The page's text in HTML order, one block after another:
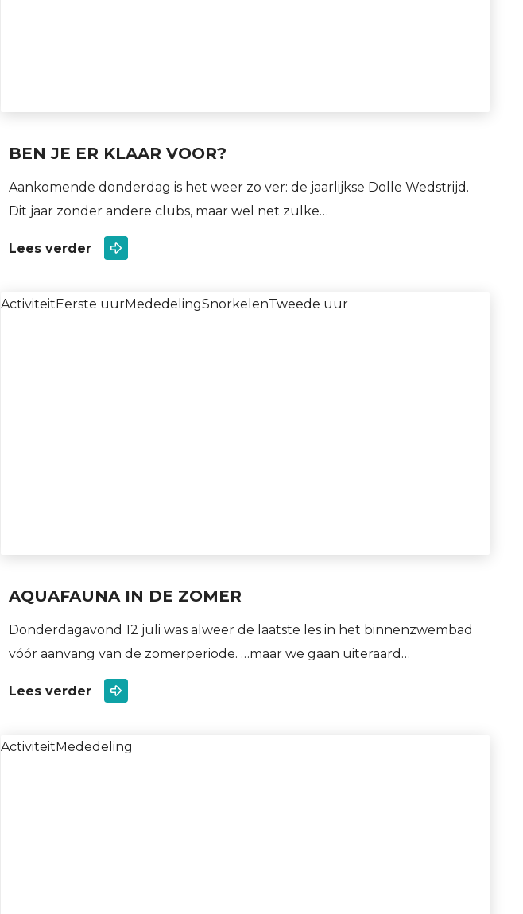
BEN JE ER KLAAR VOOR?
Aankomende donderdag is het weer zo ver: de jaarlijkse Dolle Wedstrijd.
Dit jaar zonder andere clubs, maar wel net zulke…
Lees verder
ActiviteitEerste uurMededelingSnorkelenTweede uur
AQUAFAUNA IN DE ZOMER
Donderdagavond 12 juli was alweer de laatste les in het binnenzwembad
vóór aanvang van de zomerperiode. …maar we gaan uiteraard…
Lees verder
ActiviteitMededeling